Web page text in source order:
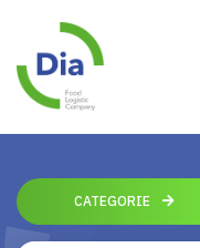
CATEGORIE